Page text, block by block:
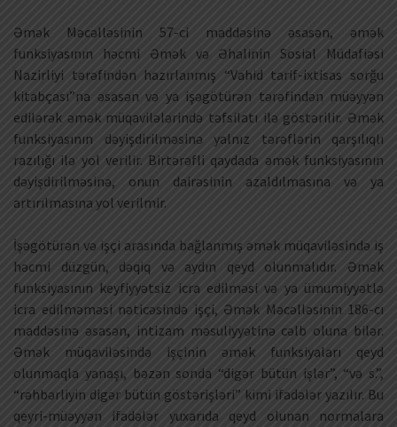
Əmək Məcəlləsinin 57-ci maddəsinə əsasən, əmək
funksiyasının həcmi Əmək və Əhalinin Sosial Müdafiəsi
Nazirliyi tərəfindən hazırlanmış “Vahid tarif-ixtisas sorğu
kitabçası”na əsasən və ya işəgötürən tərəfindən müəyyən
edilərək əmək müqavilələrində təfsilatı ilə göstərilir. Əmək
funksiyasının dəyişdirilməsinə yalnız tərəflərin qarşılıqlı
razılığı ilə yol verilir. Birtərəfli qaydada əmək funksiyasının
dəyişdirilməsinə, onun dairəsinin azaldılmasına və ya
artırılmasına yol verilmir.
İşəgötürən və işçi arasında bağlanmış əmək müqaviləsində iş
həcmi düzgün, dəqiq və aydın qeyd olunmalıdır. Əmək
funksiyasının keyfiyyətsiz icra edilməsi və ya ümumiyyətlə
icra edilməməsi nəticəsində işçi, Əmək Məcəlləsinin 186-cı
maddəsinə əsasən, intizam məsuliyyətinə cəlb oluna bilər.
Əmək müqaviləsində işçinin əmək funksiyaları qeyd
olunmaqla yanaşı, bəzən sonda “digər bütün işlər”, “və s.”,
“rəhbərliyin digər bütün göstərişləri” kimi ifadələr yazılır. Bu
qeyri-müəyyən ifadələr yuxarıda qeyd olunan normalara